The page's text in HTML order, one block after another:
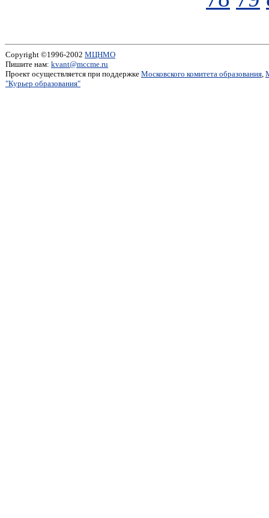
Copyright ©1996-2002 МЦНМО
Пишите нам: kvant@mccme.ru
Проект осуществляется при поддержке Московского комитета образования,
"Курьер образования"